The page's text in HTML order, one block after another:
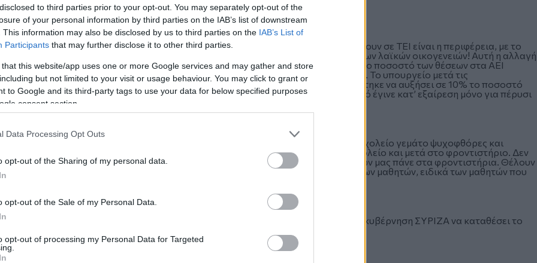
to third parties prior to your opt-out. You may separately opt-out of the
of your personal information by third parties on the IAB’s list of downstream
This information may also be disclosed by us to third parties on the IAB’s List of
Participants that may further disclose it to other third parties.
that this website/app uses one or more Google services and may gather and store
but not limited to your visit or usage behaviour. You may click to grant or
to Google and its third-party tags to use your data for below specified purposes
consent section.
Data Processing Opt Outs
opt-out of the Sharing of my personal data.
opt-out of the Sale of my Personal Data.
opt-out of processing my Personal Data for Targeted
Αντίστοιχα, για τους μαθητές των ΕΠΑΛ, η μοναδική επιλογή να φοιτήσουν σε ΤΕΙ είναι η περιφέρεια, με το
κόστος διαβίωσης να είναι απαγορευτικό για ένα πολύ μεγάλο μέρος των λαϊκών οικογενειών! Αυτή η αλλαγή
περιορίζει τον αριθμό των μαθητών από τα ΕΠΑΛ για εισαγωγή, αφού το ποσοστό των θέσεων στα ΑΕΙ
προβλέπεται στο 5%, ενώ το ποσοστό των θέσεων για τα ΤΕΙ ήταν 20%. Το υπουργείο μετά τις
κινητοποιήσεις που έγιναν σε πολλά ΕΠΑΛ της χώρας πέρυσι αναγκάστηκε να αυξήσει σε 10% το ποσοστό
εισαγωγής των μαθητών των ΕΠΑΛ, αλλά –όπως είχε ανακοινώσει- αυτό έγινε κατ’ εξαίρεση μόνο για πέρυσι
και μόνο για το Πανεπιστήμιο Δυτικής Αττικής…
Δεν τους νοιάζει η αγωνία μας, η πίεση και το άγχος που ζούμε σε ένα σχολείο γεμάτο ψυχοφθόρες και
εξοντωτικές εξετάσεις, σε ένα διαρκές τρεχαλητό από το σπίτι στο σχολείο και μετά στο φροντιστήριο. Δεν
τους νοιάζει η κατάσταση στα σπίτια μας, που οι μισοί μισθοί των γονιών μας πάνε στα φροντιστήρια. Θέλουν
όλα αυτά να τα κάνουν ακόμα χειρότερα! Παίζουν με το μέλλον όλων των μαθητών, ειδικά των μαθητών που
Εμείς πειραματόζωα της κυβέρνησης δε θα γίνουμε! Ούτε να σκεφτεί η κυβέρνηση ΣΥΡΙΖΑ να καταθέσει το